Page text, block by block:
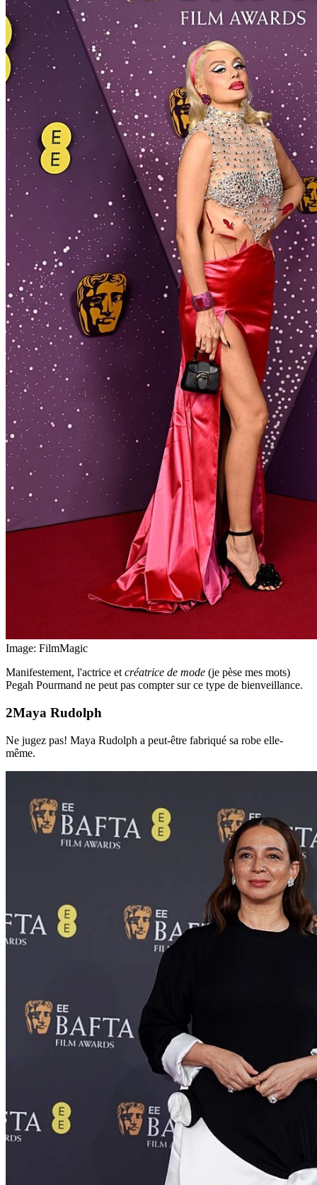
Image: FilmMagic
Manifestement, l'actrice et créatrice de mode (je pèse mes mots)
Pegah Pourmand ne peut pas compter sur ce type de bienveillance.
Maya Rudolph
Ne jugez pas! Maya Rudolph a peut-être fabriqué sa robe elle-
même.